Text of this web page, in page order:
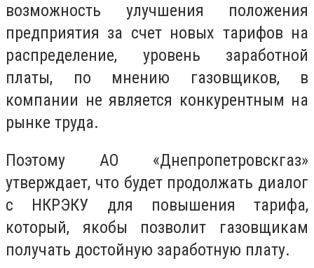
возможность улучшения положения
предприятия за счет новых тарифов на
распределение, уровень заработной
платы, по мнению газовщиков, в
компании не является конкурентным на
рынке труда.
Поэтому АО «Днепропетровскгаз»
утверждает, что будет продолжать диалог
с НКРЭКУ для повышения тарифа,
который, якобы позволит газовщикам
получать достойную заработную плату.